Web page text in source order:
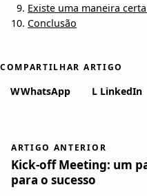
Existe uma maneira
Conclusão
COMPARTILHAR ARTIGO
WWhatsApp L LinkedIn
ARTIGO ANTERIOR
Kick-off Meeting: um
para o sucesso